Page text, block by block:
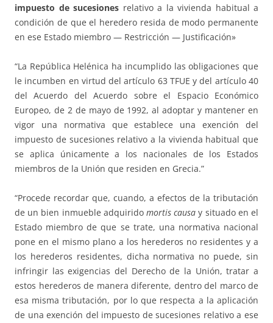
impuesto de sucesiones relativo a la vivienda habitual a
condición de que el heredero resida de modo permanente
en ese Estado miembro — Restricción — Justificación»
“La República Helénica ha incumplido las obligaciones que
le incumben en virtud del artículo 63 TFUE y del artículo 40
del Acuerdo del Acuerdo sobre el Espacio Económico
Europeo, de 2 de mayo de 1992, al adoptar y mantener en
vigor una normativa que establece una exención del
impuesto de sucesiones relativo a la vivienda habitual que
se aplica únicamente a los nacionales de los Estados
miembros de la Unión que residen en Grecia.”
“Procede recordar que, cuando, a efectos de la tributación
de un bien inmueble adquirido mortis causa y situado en el
Estado miembro de que se trate, una normativa nacional
pone en el mismo plano a los herederos no residentes y a
los herederos residentes, dicha normativa no puede, sin
infringir las exigencias del Derecho de la Unión, tratar a
estos herederos de manera diferente, dentro del marco de
esa misma tributación, por lo que respecta a la aplicación
de una exención del impuesto de sucesiones relativo a ese